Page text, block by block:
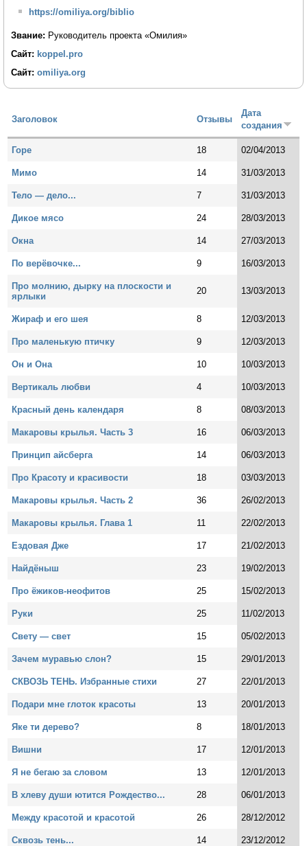
https://omiliya.org/biblio
Звание: Руководитель проекта «Омилия»
Сайт: koppel.pro
Сайт: omiliya.org
Заголовок Отзывы
Дата
создания
Горе 18 02/04/2013
Мимо 14 31/03/2013
Тело — дело... 7 31/03/2013
Дикое мясо 24 28/03/2013
Окна 14 27/03/2013
По верёвочке... 9 16/03/2013
Про молнию, дырку на плоскости и
ярлыки
20 13/03/2013
Жираф и его шея 8 12/03/2013
Про маленькую птичку 9 12/03/2013
Он и Она 10 10/03/2013
Вертикаль любви 4 10/03/2013
Красный день календаря 8 08/03/2013
Макаровы крылья. Часть 3 16 06/03/2013
Принцип айсберга 14 06/03/2013
Про Красоту и красивости 18 03/03/2013
Макаровы крылья. Часть 2 36 26/02/2013
Макаровы крылья. Глава 1 11 22/02/2013
Ездовая Дже 17 21/02/2013
Найдёныш 23 19/02/2013
Про ёжиков-неофитов 25 15/02/2013
Руки 25 11/02/2013
Свету — свет 15 05/02/2013
Зачем муравью слон? 15 29/01/2013
СКВОЗЬ ТЕНЬ. Избранные стихи 27 22/01/2013
Подари мне глоток красоты 13 20/01/2013
Яке ти дерево? 8 18/01/2013
Вишни 17 12/01/2013
Я не бегаю за словом 13 12/01/2013
В хлеву души ютится Рождество... 28 06/01/2013
Между красотой и красотой 26 28/12/2012
Сквозь тень... 14 23/12/2012